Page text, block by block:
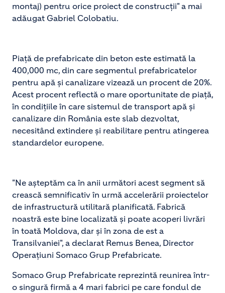
montaj) pentru orice proiect de construcții" a mai
adăugat Gabriel Colobatiu.
Piață de prefabricate din beton este estimată la
400,000 mc, din care segmentul prefabricatelor
pentru apă și canalizare vizează un procent de 20%.
Acest procent reflectă o mare oportunitate de piață,
în condițiile în care sistemul de transport apă și
canalizare din România este slab dezvoltat,
necesitând extindere și reabilitare pentru atingerea
standardelor europene.
"Ne așteptăm ca în anii următori acest segment să
crească semnificativ în urmă accelerării proiectelor
de infrastructură utilitară planificată. Fabrică
noastră este bine localizată și poate acoperi livrări
în toată Moldova, dar și în zona de est a
Transilvaniei", a declarat Remus Benea, Director
Operațiuni Somaco Grup Prefabricate.
Somaco Grup Prefabricate reprezintă reunirea într-
o singură firmă a 4 mari fabrici pe care fondul de